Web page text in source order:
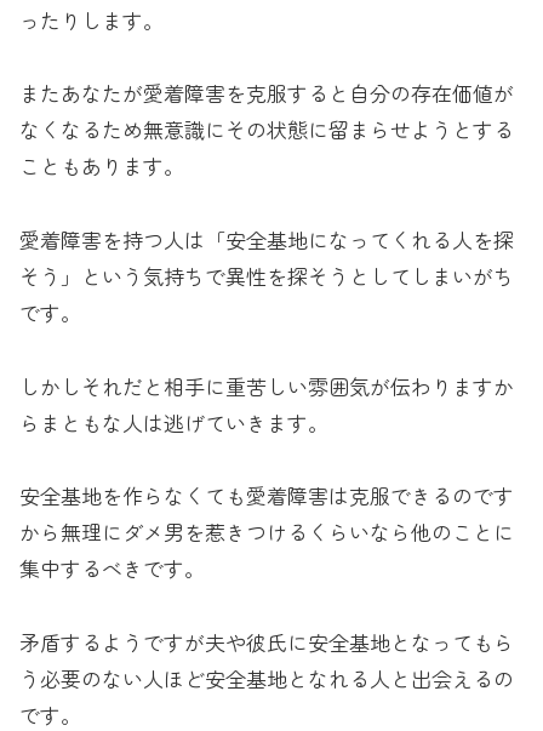
ったりします。
またあなたが愛着障害を克服すると自分の存在価値が
なくなるため無意識にその状態に留まらせようとする
こともあります。
愛着障害を持つ人は「安全基地になってくれる人を探
そう」という気持ちで異性を探そうとしてしまいがち
です。
しかしそれだと相手に重苦しい雰囲気が伝わりますか
らまともな人は逃げていきます。
安全基地を作らなくても愛着障害は克服できるのです
から無理にダメ男を惹きつけるくらいなら他のことに
集中するべきです。
矛盾するようですが夫や彼氏に安全基地となってもら
う必要のない人ほど安全基地となれる人と出会えるの
です。